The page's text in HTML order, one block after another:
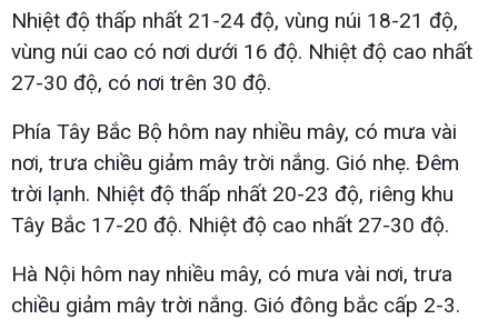
Nhiệt độ thấp nhất 21-24 độ, vùng núi 18-21 độ,
vùng núi cao có nơi dưới 16 độ. Nhiệt độ cao nhất
27-30 độ, có nơi trên 30 độ.
Phía Tây Bắc Bộ hôm nay nhiều mây, có mưa vài
nơi, trưa chiều giảm mây trời nắng. Gió nhẹ. Đêm
trời lạnh. Nhiệt độ thấp nhất 20-23 độ, riêng khu
Tây Bắc 17-20 độ. Nhiệt độ cao nhất 27-30 độ.
Hà Nội hôm nay nhiều mây, có mưa vài nơi, trưa
chiều giảm mây trời nắng. Gió đông bắc cấp 2-3.